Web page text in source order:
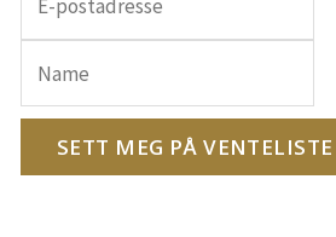
inn
e-
postadressen
din
SETT MEG PÅ VENTELISTE